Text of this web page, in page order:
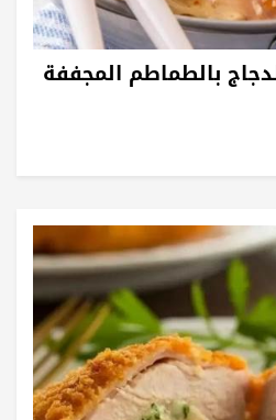
بالطماطم المجففة